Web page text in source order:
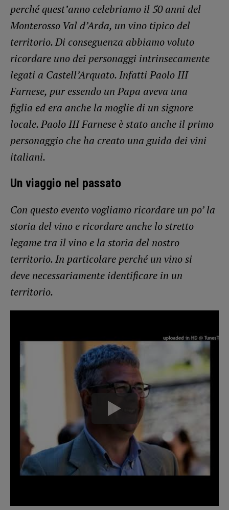
perché quest’anno celebriamo il 50 anni del
Monterosso Val d’Arda, un vino tipico del
territorio. Di conseguenza abbiamo voluto
ricordare uno dei personaggi intrinsecamente
legati a Castell’Arquato. Infatti Paolo III
Farnese, pur essendo un Papa aveva una
figlia ed era anche la moglie di un signore
locale. Paolo III Farnese è stato anche il primo
personaggio che ha creato una guida dei vini
italiani.
Un viaggio nel passato
Con questo evento vogliamo ricordare un po’ la
storia del vino e ricordare anche lo stretto
legame tra il vino e la storia del nostro
territorio. In particolare perché un vino si
deve necessariamente identificare in un
territorio.